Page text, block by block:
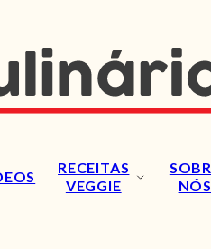
RECEITAS
VEGGIE
NÓS